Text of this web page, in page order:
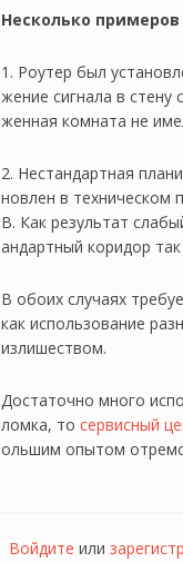
Несколько
1. Роутер был
жение сигнала в стену
женная комната не
2. Нестандартная
новлен в техническом
В. Как результат
андартный коридор
В обоих случаях
как использование
излишеством.
Достаточно много
ломка, то сервисный
ольшим опытом
Войдите или